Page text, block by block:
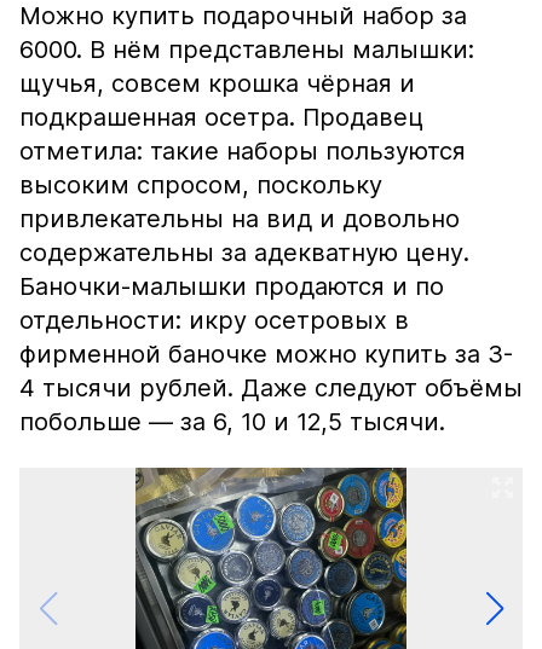
Можно купить подарочный набор за
6000. В нём представлены малышки:
щучья, совсем крошка чёрная и
подкрашенная осетра. Продавец
отметила: такие наборы пользуются
высоким спросом, поскольку
привлекательны на вид и довольно
содержательны за адекватную цену.
Баночки-малышки продаются и по
отдельности: икру осетровых в
фирменной баночке можно купить за 3-
4 тысячи рублей. Даже следуют объёмы
побольше — за 6, 10 и 12,5 тысячи.